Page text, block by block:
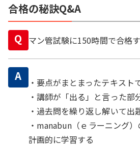
合格の秘訣Q&A
Q マン管試験に150時間で合格
A
・要点がまとまったテキスト
・講師が「出る」と言った部
・過去問を繰り返し解いて出
・manabun（ｅラーニング
計画的に学習する